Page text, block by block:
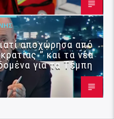
αποχώρησα από
” και τα νέα
για τα Τέμπη